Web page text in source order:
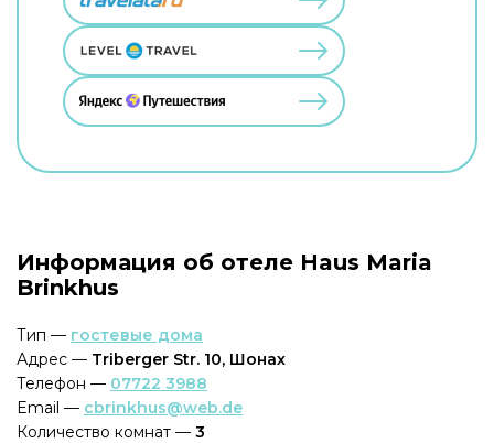
Информация об отеле Haus Maria
Brinkhus
Тип — гостевые дома
Адрес — Triberger Str. 10, Шонах
Телефон — 07722 3988
Email — cbrinkhus@web.de
Количество комнат — 3